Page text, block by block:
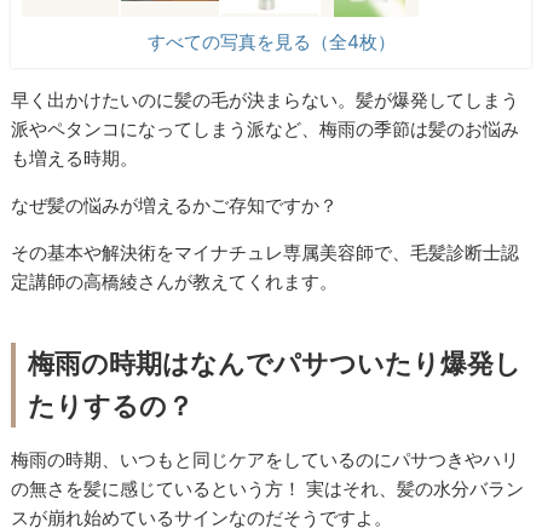
すべての写真を見る（全4枚）
早く出かけたいのに髪の毛が決まらない。髪が爆発してしまう
派やペタンコになってしまう派など、梅雨の季節は髪のお悩み
も増える時期。
なぜ髪の悩みが増えるかご存知ですか？
その基本や解決術をマイナチュレ専属美容師で、毛髪診断士認
定講師の高橋綾さんが教えてくれます。
梅雨の時期はなんでパサついたり爆発し
たりするの？
梅雨の時期、いつもと同じケアをしているのにパサつきやハリ
の無さを髪に感じているという方！ 実はそれ、髪の水分バラン
スが崩れ始めているサインなのだそうですよ。